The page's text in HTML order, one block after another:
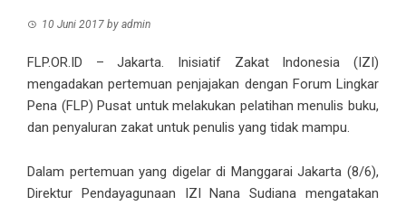
10 Juni 2017 by admin
FLP.OR.ID – Jakarta. Inisiatif Zakat Indonesia (IZI)
mengadakan pertemuan penjajakan dengan Forum Lingkar
Pena (FLP) Pusat untuk melakukan pelatihan menulis buku,
dan penyaluran zakat untuk penulis yang tidak mampu.
Dalam pertemuan yang digelar di Manggarai Jakarta (8/6),
Direktur Pendayagunaan IZI Nana Sudiana mengatakan